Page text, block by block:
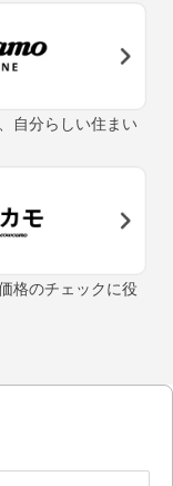
自分らしい住まい
格のチェックに役